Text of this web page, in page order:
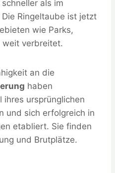
als im
Ringeltaube ist jetzt
wie Parks,
weit verbreitet.
an die
haben
ihres ursprünglichen
und sich erfolgreich in
etabliert. Sie finden
und Brutplätze.